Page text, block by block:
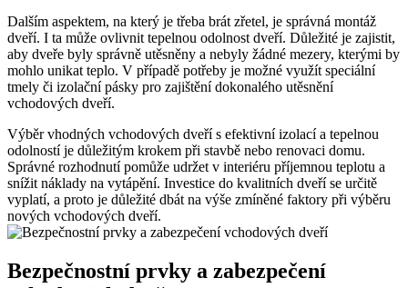
Dalším aspektem, na který je třeba brát zřetel, je správná montáž
dveří. I ta může ovlivnit tepelnou odolnost dveří. Důležité je zajistit,
aby dveře byly správně utěsněny a nebyly žádné mezery, kterými by
mohlo unikat teplo. V případě potřeby je možné využít speciální
tmely či izolační pásky pro zajištění dokonalého utěsnění
vchodových dveří.
Výběr vhodných vchodových dveří s efektivní izolací a tepelnou
odolností je důležitým krokem při stavbě nebo renovaci domu.
Správné rozhodnutí pomůže udržet v interiéru příjemnou teplotu a
snížit náklady na vytápění. Investice do kvalitních dveří se určitě
vyplatí, a proto je důležité dbát na výše zmíněné faktory při výběru
nových vchodových dveří.
Bezpečnostní prvky a zabezpečení